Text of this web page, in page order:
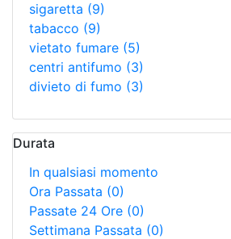
sigaretta (9)
tabacco (9)
vietato fumare (5)
centri antifumo (3)
divieto di fumo (3)
Durata
In qualsiasi momento
Ora Passata (0)
Passate 24 Ore (0)
Settimana Passata (0)